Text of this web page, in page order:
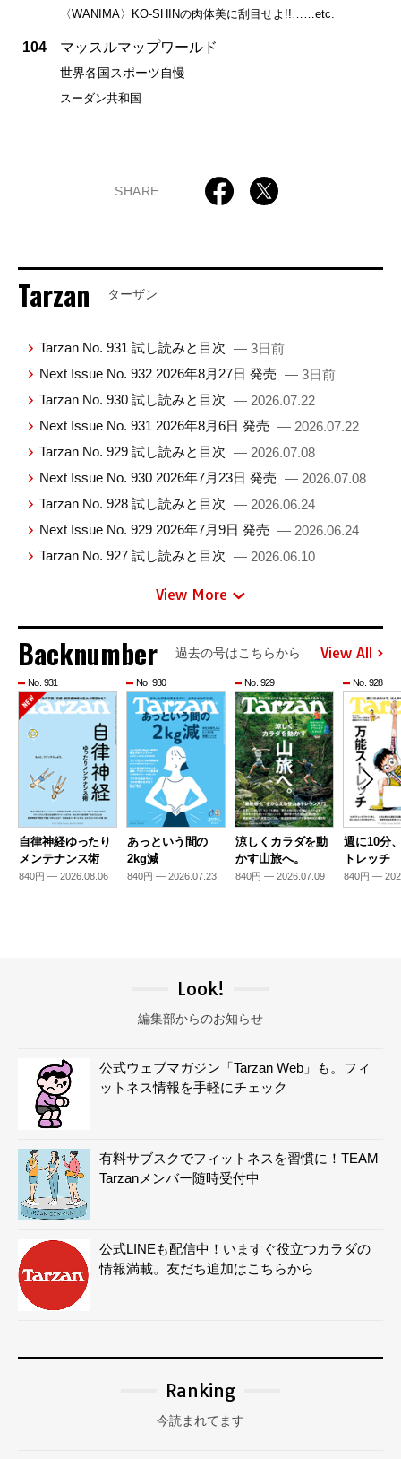
〈WANIMA〉KO-SHINの肉体美に刮目せよ!!……etc.
104 マッスルマップワールド
世界各国スポーツ自慢
スーダン共和国
SHARE
Tarzan ターザン
Tarzan No. 931 試し読みと目次 — 3日前
Next Issue No. 932 2026年8月27日 発売 — 3日前
Tarzan No. 930 試し読みと目次 — 2026.07.22
Next Issue No. 931 2026年8月6日 発売 — 2026.07.22
Tarzan No. 929 試し読みと目次 — 2026.07.08
Next Issue No. 930 2026年7月23日 発売 — 2026.07.08
Tarzan No. 928 試し読みと目次 — 2026.06.24
Next Issue No. 929 2026年7月9日 発売 — 2026.06.24
Tarzan No. 927 試し読みと目次 — 2026.06.10
View More
Backnumber 過去の号はこちらから View All
No. 931
自律神経ゆったり
メンテナンス術
840円 — 2026.08.06
No. 930
あっという間の
2kg減
840円 — 2026.07.23
No. 929
涼しくカラダを動
かす山旅へ。
840円 — 2026.07.09
No. 928
週に10分
トレッチ
840円 —
Look!
編集部からのお知らせ
公式ウェブマガジン「Tarzan Web」も。フィ
ットネス情報を手軽にチェック
有料サブスクでフィットネスを習慣に！TEAM
Tarzanメンバー随時受付中
公式LINEも配信中！いますぐ役立つカラダの
情報満載。友だち追加はこちらから
Ranking
今読まれてます